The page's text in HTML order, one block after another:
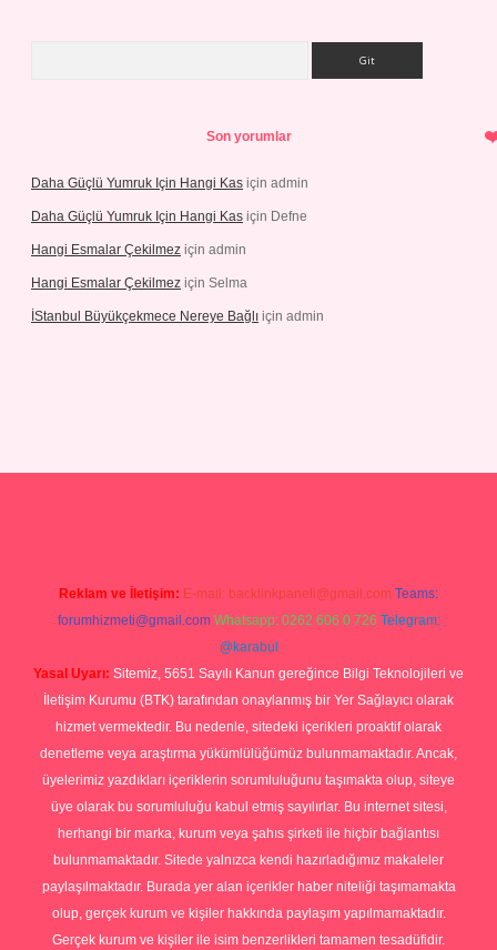
Son yorumlar
Daha Güçlü Yumruk Için Hangi Kas için admin
Daha Güçlü Yumruk Için Hangi Kas için Defne
Hangi Esmalar Çekilmez için admin
Hangi Esmalar Çekilmez için Selma
İStanbul Büyükçekmece Nereye Bağlı için admin
Reklam ve İletişim: E-mail: backlinkpaneli@gmail.com Teams:
forumhizmeti@gmail.com Whatsapp: 0262 606 0 726 Telegram:
@karabul
Yasal Uyarı: Sitemiz, 5651 Sayılı Kanun gereğince Bilgi Teknolojileri ve
İletişim Kurumu (BTK) tarafından onaylanmış bir Yer Sağlayıcı olarak
hizmet vermektedir. Bu nedenle, sitedeki içerikleri proaktif olarak
denetleme veya araştırma yükümlülüğümüz bulunmamaktadır. Ancak,
üyelerimiz yazdıkları içeriklerin sorumluluğunu taşımakta olup, siteye
üye olarak bu sorumluluğu kabul etmiş sayılırlar. Bu internet sitesi,
herhangi bir marka, kurum veya şahıs şirketi ile hiçbir bağlantısı
bulunmamaktadır. Sitede yalnızca kendi hazırladığımız makaleler
paylaşılmaktadır. Burada yer alan içerikler haber niteliği taşımamakta
olup, gerçek kurum ve kişiler hakkında paylaşım yapılmamaktadır.
Gerçek kurum ve kişiler ile isim benzerlikleri tamamen tesadüfidir.